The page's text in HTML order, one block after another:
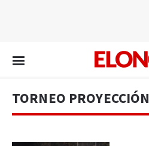
TORNEO PROYECCIÓN